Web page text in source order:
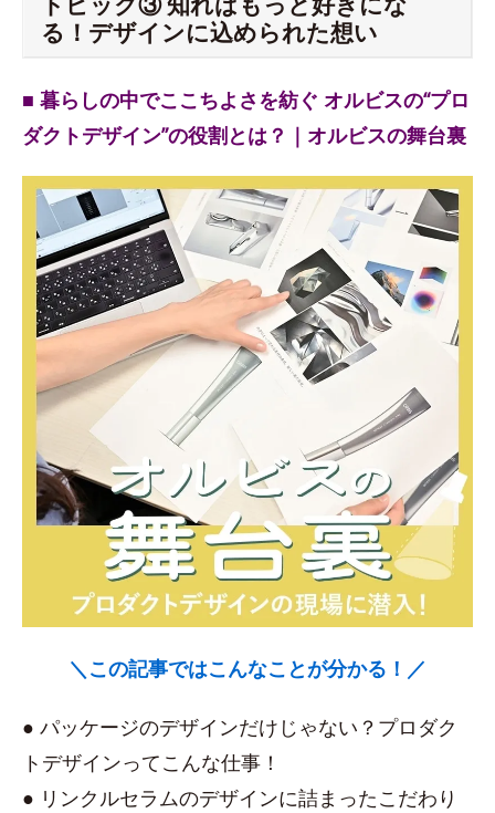
る！デザインに込められた想い
■ 暮らしの中でここちよさを紡ぐ オルビスの“プロ
ダクトデザイン”の役割とは？｜オルビスの舞台裏
＼この記事ではこんなことが分かる！／
● パッケージのデザインだけじゃない？プロダク
トデザインってこんな仕事！
● リンクルセラムのデザインに詰まったこだわり